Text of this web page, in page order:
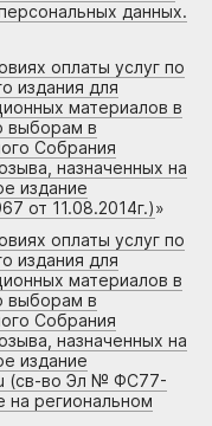
данных.
оплаты услуг по
издания для
материалов в
выборам в
Собрания
назначенных на
издание
от 11.08.2014г.)»
оплаты услуг по
издания для
материалов в
выборам в
Собрания
назначенных на
издание
(св-во Эл № ФС77-
на региональном